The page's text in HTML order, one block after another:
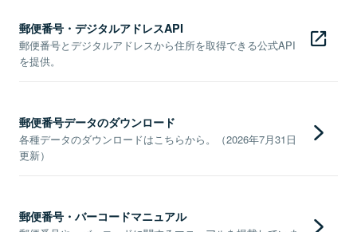
郵便番号・デジタルアドレスAPI
郵便番号とデジタルアドレスから住所を取得できる公式API
を提供。
郵便番号データのダウンロード
各種データのダウンロードはこちらから。（2026年7月31日
更新）
郵便番号・バーコードマニュアル